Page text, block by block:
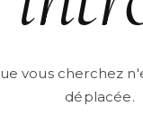
vous cherchez
déplacée.